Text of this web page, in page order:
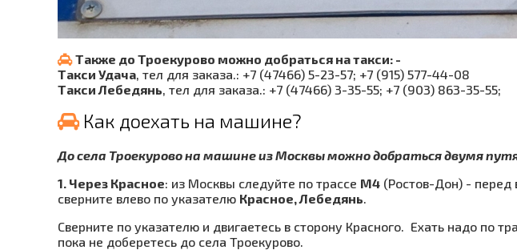
Также до Троекурово можно добраться на такси: -
Такси Удача, тел для заказа.: +7 (47466) 5-23-57; +7 (915) 577-44-08
Такси Лебедянь, тел для заказа.: +7 (47466) 3-35-55; +7 (903) 863-35-55;
Как доехать на машине?
До села Троекурово на машине из Москвы можно добраться двумя
1. Через Красное: из Москвы следуйте по трассе М4 (Ростов-Дон) - перед
сверните влево по указателю Красное, Лебедянь.
Сверните по указателю и двигаетесь в сторону Красного. Ехать надо по
пока не доберетесь до села Троекурово.